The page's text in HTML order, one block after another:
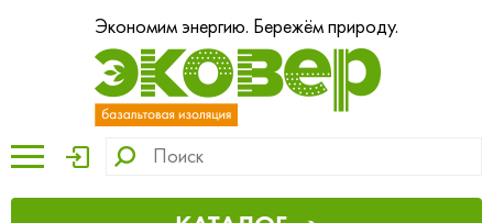
Экономим энергию. Бережём природу.